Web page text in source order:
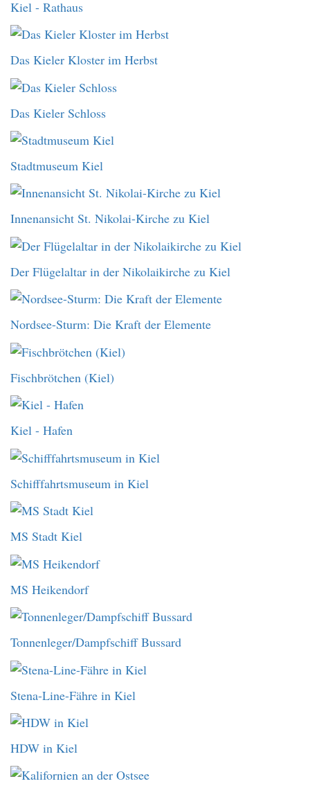
Kiel - Rathaus
Das Kieler Kloster im Herbst
Das Kieler Schloss
Stadtmuseum Kiel
Innenansicht St. Nikolai-Kirche zu Kiel
Der Flügelaltar in der Nikolaikirche zu Kiel
Nordsee-Sturm: Die Kraft der Elemente
Fischbrötchen (Kiel)
Kiel - Hafen
Schifffahrtsmuseum in Kiel
MS Stadt Kiel
MS Heikendorf
Tonnenleger/Dampfschiff Bussard
Stena-Line-Fähre in Kiel
HDW in Kiel